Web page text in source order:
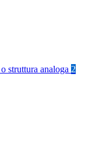
struttura analoga 2